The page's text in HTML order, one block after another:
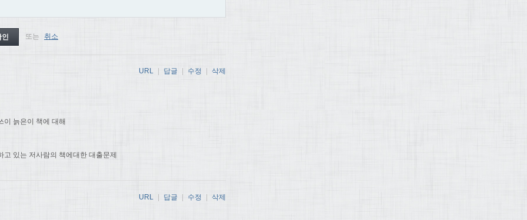
또는 취소
이 늙은이 책에 대해
있는 저사람의 책에대한 대출문제
URL 답글 수정 삭제
URL | 답글 | 수정 | 삭제